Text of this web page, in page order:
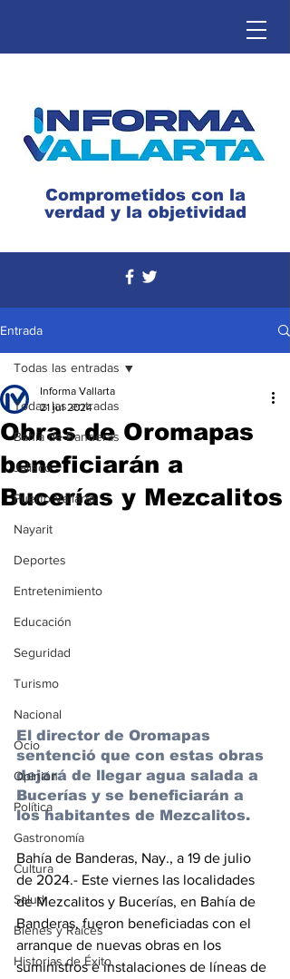
Comprometidos con la
verdad y la objetividad
Entrada
Todas las entradas
Bahía de Banderas
Jalisco
Puerto Vallarta
Nayarit
Deportes
Entretenimiento
Educación
Seguridad
Turismo
Nacional
Ocio
Opinión
Política
Gastronomía
Cultura
Salud
Bienes y Raíces
Historias de Éxito
Todas las entradas
Obras de Oromapas
beneficiarán a
Bucerías y Mezcalitos
Informa Vallarta
21 jul 2024
El director de Oromapas
sentenció que con estas obras
dejará de llegar agua salada a
Bucerías y se beneficiarán a
los habitantes de Mezcalitos.
Bahía de Banderas, Nay., a 19 de julio
de 2024.- Este viernes las localidades
de Mezcalitos y Bucerías, en Bahía de
Banderas, fueron beneficiadas con el
arranque de nuevas obras en los
suministros e instalaciones de líneas de